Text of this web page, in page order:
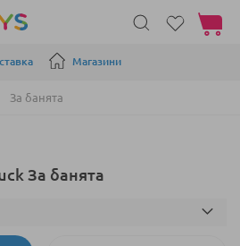
Магазини
Моята
За банята
За банята